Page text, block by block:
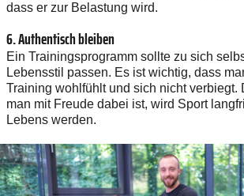
dass er zur Belastung wird.
6. Authentisch bleiben
Ein Trainingsprogramm sollte zu sich
Lebensstil passen. Es ist wichtig, dass
Training wohlfühlt und sich nicht verbiegt.
man mit Freude dabei ist, wird Sport
Lebens werden.